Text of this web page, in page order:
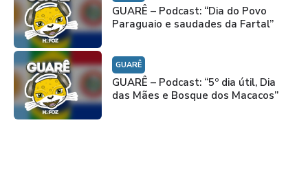
GUARÊ – Podcast: “Dia do Povo
Paraguaio e saudades da Fartal”
GUARÊ
GUARÊ – Podcast: “5º dia útil, Dia
das Mães e Bosque dos Macacos”